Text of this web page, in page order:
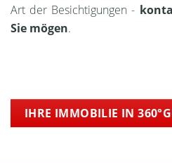
Art der Besichtigungen -
Sie mögen.
IHRE IMMOBILIE IN